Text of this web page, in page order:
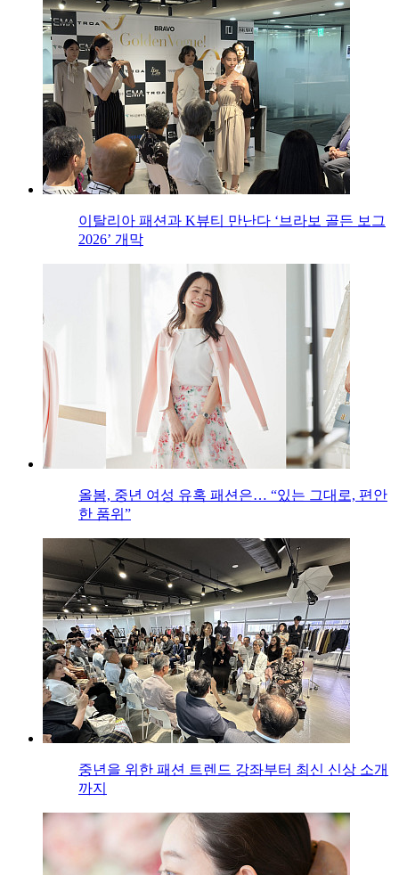
이탈리아 패션과 K뷰티 만난다 ‘브라보 골든 보그
2026’ 개막
올봄, 중년 여성 유혹 패션은… “있는 그대로, 편안
한 품위”
중년을 위한 패션 트렌드 강좌부터 최신 신상 소개
까지